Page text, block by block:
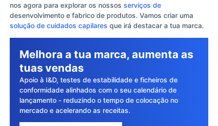
nos agora para explorar os nossos serviços de
desenvolvimento e fabrico de produtos. Vamos criar uma
solução de cuidados capilares que irá destacar a tua marca.
Melhora a tua marca, aumenta as
tuas vendas
Apoio à I&D, testes de estabilidade e ficheiros de
conformidade alinhados com o seu calendário de
lançamento - reduzindo o tempo de colocação no
mercado e acelerando as receitas.